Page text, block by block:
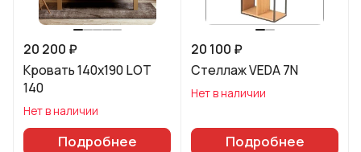
20 200 ₽
Кровать 140х190 LOT
140
Нет в наличии
Подробнее
20 100 ₽
Стеллаж VEDA 7N
Нет в наличии
Подробнее